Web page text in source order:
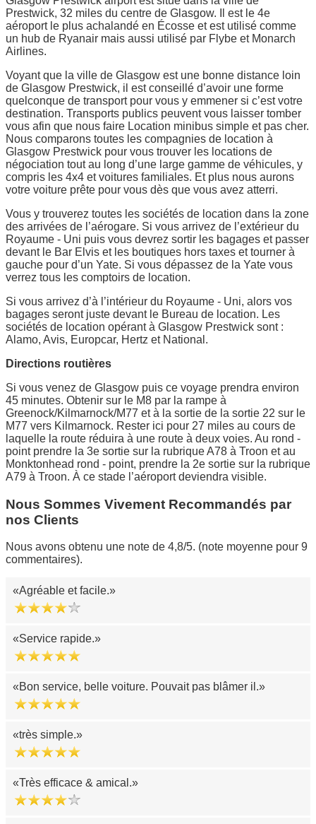
Prestwick, 32 miles du centre de Glasgow. Il est le 4e
aéroport le plus achalandé en Écosse et est utilisé comme
un hub de Ryanair mais aussi utilisé par Flybe et Monarch
Airlines.
Voyant que la ville de Glasgow est une bonne distance loin
de Glasgow Prestwick, il est conseillé d’avoir une forme
quelconque de transport pour vous y emmener si c’est votre
destination. Transports publics peuvent vous laisser tomber
vous afin que nous faire Location minibus simple et pas cher.
Nous comparons toutes les compagnies de location à
Glasgow Prestwick pour vous trouver les locations de
négociation tout au long d’une large gamme de véhicules, y
compris les 4x4 et voitures familiales. Et plus nous aurons
votre voiture prête pour vous dès que vous avez atterri.
Vous y trouverez toutes les sociétés de location dans la zone
des arrivées de l’aérogare. Si vous arrivez de l’extérieur du
Royaume - Uni puis vous devrez sortir les bagages et passer
devant le Bar Elvis et les boutiques hors taxes et tourner à
gauche pour d’un Yate. Si vous dépassez de la Yate vous
verrez tous les comptoirs de location.
Si vous arrivez d’à l’intérieur du Royaume - Uni, alors vos
bagages seront juste devant le Bureau de location. Les
sociétés de location opérant à Glasgow Prestwick sont :
Alamo, Avis, Europcar, Hertz et National.
Directions routières
Si vous venez de Glasgow puis ce voyage prendra environ
45 minutes. Obtenir sur le M8 par la rampe à
Greenock/Kilmarnock/M77 et à la sortie de la sortie 22 sur le
M77 vers Kilmarnock. Rester ici pour 27 miles au cours de
laquelle la route réduira à une route à deux voies. Au rond -
point prendre la 3e sortie sur la rubrique A78 à Troon et au
Monktonhead rond - point, prendre la 2e sortie sur la rubrique
A79 à Troon. À ce stade l’aéroport deviendra visible.
Nous Sommes Vivement Recommandés par
nos Clients
Nous avons obtenu une note de 4,8/5. (note moyenne pour 9
commentaires).
Agréable et facile.
Service rapide.
Bon service, belle voiture. Pouvait pas blâmer il.
très simple.
Très efficace & amical.